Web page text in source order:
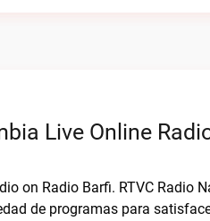
Live Online
on Radio Barfi. RTVC Radio
de programas para